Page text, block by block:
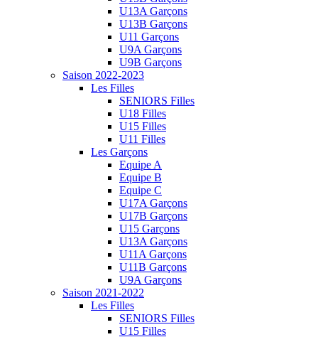
U13A Garçons
U13B Garçons
U11 Garçons
U9A Garçons
U9B Garçons
Saison 2022-2023
Les Filles
SENIORS Filles
U18 Filles
U15 Filles
U11 Filles
Les Garçons
Equipe A
Equipe B
Equipe C
U17A Garçons
U17B Garçons
U15 Garçons
U13A Garçons
U11A Garçons
U11B Garçons
U9A Garçons
Saison 2021-2022
Les Filles
SENIORS Filles
U15 Filles